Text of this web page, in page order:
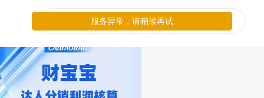
服务异常，请稍候再试